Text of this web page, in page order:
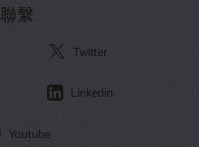
聯繫
Twitter
Linkedin
Youtube